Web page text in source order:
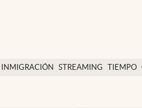
INMIGRACIÓN STREAMING TIEMPO